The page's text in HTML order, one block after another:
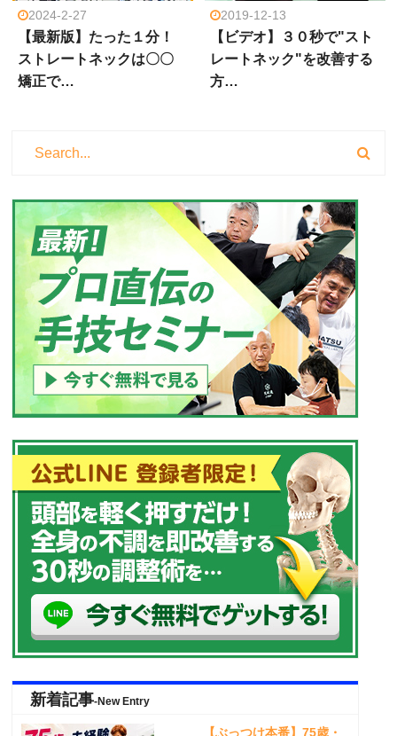
2024-2-27
【最新版】たった１分！
ストレートネックは〇〇
矯正で…
2019-12-13
【ビデオ】３０秒で"スト
レートネック"を改善する
方…
新着記事-New Entry
【ぶっつけ本番】75歳・